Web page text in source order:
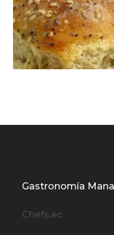
Gastronomía
Chefs.ec